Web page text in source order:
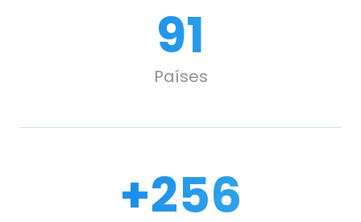
107
Países
300
+